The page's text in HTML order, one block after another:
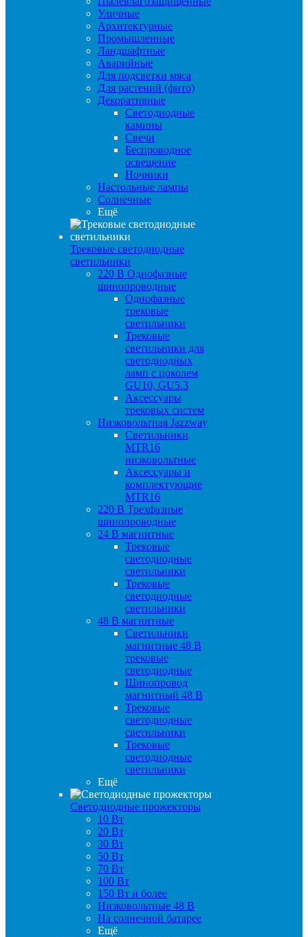
Уличные
Архитектурные
Промышленные
Ландшафтные
Аварийные
Для подсветки мяса
Для растений (фито)
Декоративные
Светодиодные
камины
Свечи
Беспроводное
освещение
Ночники
Настольные лампы
Солнечные
Ещё
Трековые светодиодные
светильники
220 B Однофазные
шинопроводные
Однофазные
трековые
светильники
Трековые
светильники для
светодиодных
ламп с цоколем
GU10, GU5.3
Аксессуары
трековых систем
Низковольтная Jazzway
Светильники
MTR16
низковольтные
Аксессуары и
комплектующие
MTR16
220 B Трехфазные
шинопроводные
24 B магнитные
Трековые
светодиодные
светильники
Трековые
светодиодные
светильники
48 B магнитные
Светильники
магнитные 48 В
трековые
светодиодные
Шинопровод
магнитный 48 В
Трековые
светодиодные
светильники
Трековые
светодиодные
светильники
Ещё
Светодиодные прожекторы
10 Вт
20 Вт
30 Вт
50 Вт
70 Вт
100 Вт
150 Вт и более
Низковольтные 48 В
На солнечной батарее
Ещё